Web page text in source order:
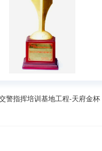
警指挥培训基地工程-天府金杯